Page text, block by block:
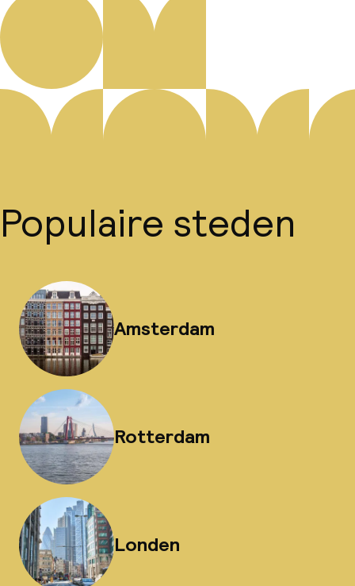
Populaire steden
Amsterdam
Rotterdam
Londen